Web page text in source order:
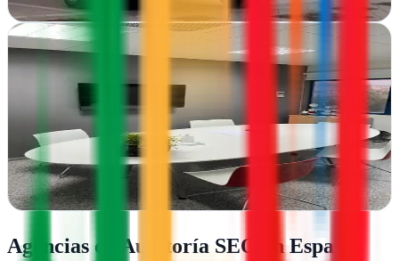
Ver fichacompleta
Sergio Vázquez SEO
Experto en posicionamiento web en Murcia. Diseña sitios que
venden y optimiza tu presencia online con estrategias SEO probadas
Ver fichacompleta
Agencias de Auditoría SEO en España